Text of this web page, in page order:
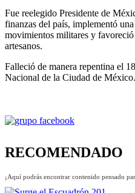
Fue reelegido Presidente de
finanzas del país, implementó
movimientos militares y
artesanos.
Falleció de manera repentina el
Nacional de la Ciudad de México.
RECOMENDADO
¡Aquí podrás encontrar contenido pensado